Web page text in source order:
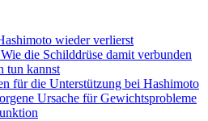
wieder verlierst
die Schilddrüse damit verbunden
tun kannst
für die Unterstützung bei Hashimoto
Ursache für Gewichtsprobleme